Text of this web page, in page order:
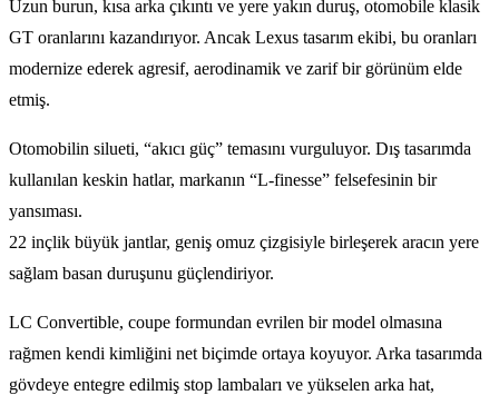
Uzun burun, kısa arka çıkıntı ve yere yakın duruş, otomobile klasik
GT oranlarını kazandırıyor. Ancak Lexus tasarım ekibi, bu oranları
modernize ederek agresif, aerodinamik ve zarif bir görünüm elde
etmiş.
Otomobilin silueti, “akıcı güç” temasını vurguluyor. Dış tasarımda
kullanılan keskin hatlar, markanın “L-finesse” felsefesinin bir
yansıması.
22 inçlik büyük jantlar, geniş omuz çizgisiyle birleşerek aracın yere
sağlam basan duruşunu güçlendiriyor.
LC Convertible, coupe formundan evrilen bir model olmasına
rağmen kendi kimliğini net biçimde ortaya koyuyor. Arka tasarımda
gövdeye entegre edilmiş stop lambaları ve yükselen arka hat,